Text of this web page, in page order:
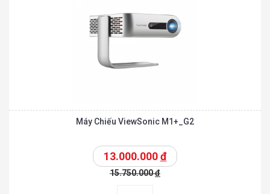
Máy Chiếu ViewSonic M1+_G2
13.000.000đ
15.750.000đ